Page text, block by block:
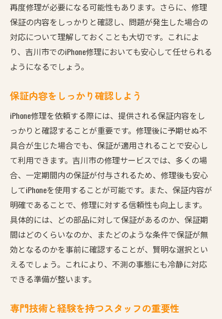
再度修理が必要になる可能性もあります。さらに、修理
保証の内容をしっかりと確認し、問題が発生した場合の
対応について理解しておくことも大切です。これによ
り、吉川市でのiPhone修理においても安心して任せられる
ようになるでしょう。
保証内容をしっかり確認しよう
iPhone修理を依頼する際には、提供される保証内容をし
っかりと確認することが重要です。修理後に予期せぬ不
具合が生じた場合でも、保証が適用されることで安心し
て利用できます。吉川市の修理サービスでは、多くの場
合、一定期間内の保証が付与されるため、修理後も安心
してiPhoneを使用することが可能です。また、保証内容が
明確であることで、修理に対する信頼性も向上します。
具体的には、どの部品に対して保証があるのか、保証期
間はどのくらいなのか、またどのような条件で保証が無
効となるのかを事前に確認することが、賢明な選択とい
えるでしょう。これにより、不測の事態にも冷静に対応
できる準備が整います。
専門技術と経験を持つスタッフの重要性